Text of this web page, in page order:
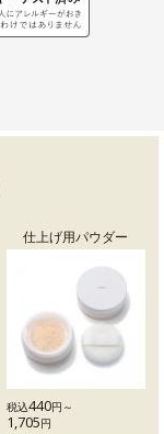
仕上げ用パウダー
税込440円～
1,705円